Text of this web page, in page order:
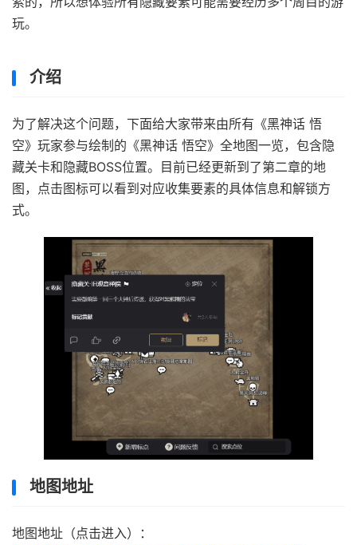
玩。
介绍
为了解决这个问题，下面给大家带来由所有《黑神话 悟
空》玩家参与绘制的《黑神话 悟空》全地图一览，包含隐
藏关卡和隐藏BOSS位置。目前已经更新到了第二章的地
图，点击图标可以看到对应收集要素的具体信息和解锁方
式。
地图地址
地图地址（点击进入）：